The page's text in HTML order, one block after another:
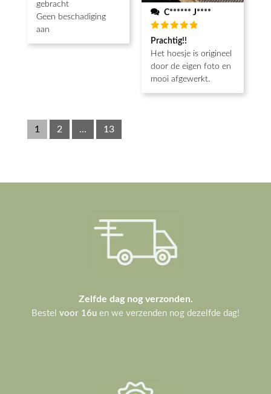
gebracht
Geen beschadiging
aan
C****** J****
Beoordeeld
5 van de 5
Prachtig!!
Het hoesje is origineel
door de eigen foto en
mooi afgewerkt.
1 2 ... 13
Zelfde dag nog verzonden.
Bestel voor 16u en we verzenden nog dezelfde dag!